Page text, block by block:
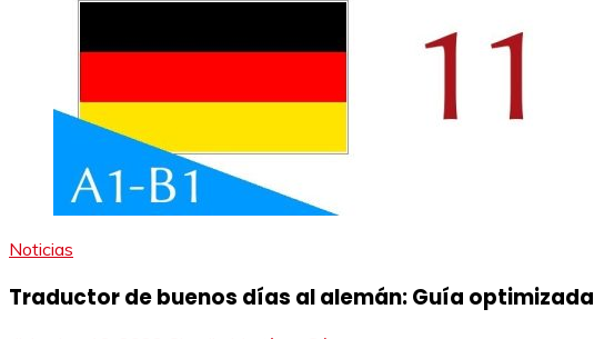
Noticias
Traductor de buenos días al alemán: Guía optimizada